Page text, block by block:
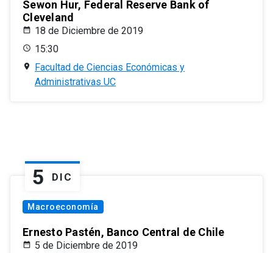
Sewon Hur, Federal Reserve Bank of
Cleveland
18 de Diciembre de 2019
15:30
Facultad de Ciencias Económicas y
Administrativas UC
5 DIC
Macroeconomía
Ernesto Pastén, Banco Central de Chile
5 de Diciembre de 2019